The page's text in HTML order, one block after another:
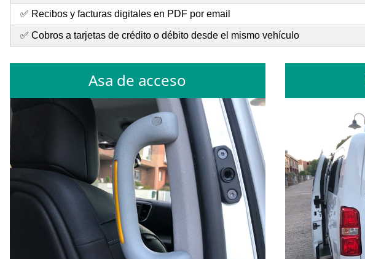
✅ Recibos y facturas digitales en PDF por email
✅ Cobros a tarjetas de crédito o débito desde el mismo vehículo
Asa de acceso